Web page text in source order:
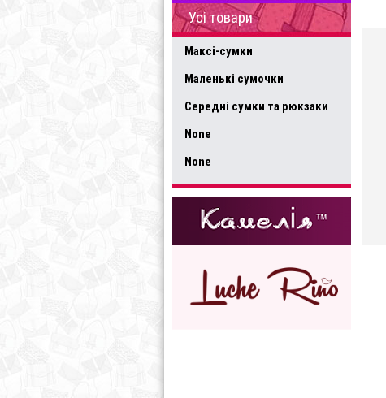
Усі товари
Максі-сумки
Маленькі сумочки
Середні сумки та рюкзаки
None
None